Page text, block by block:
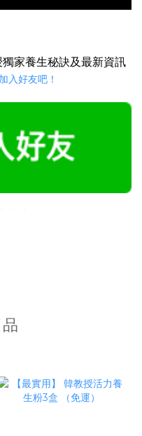
家養生秘訣及最新資訊
入好友吧！